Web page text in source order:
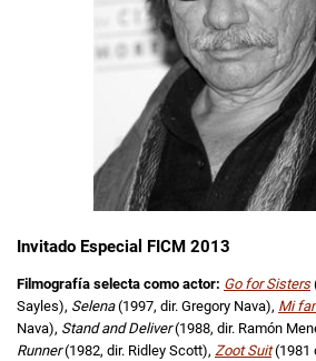
Invitado Especial FICM 2013
Filmografía selecta como actor: Go for Sisters
Sayles), Selena(1997, dir. Gregory Nava), Mi
Nava), Stand and Deliver(1988, dir. Ramón
Runner(1982, dir. Ridley Scott), Zoot Suit(1981